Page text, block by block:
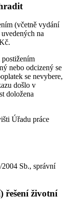
(včetně vydání
na
nebo odcizený se
se nevybere,
došlo v
doložena
Úřadu práce
Sb., správní
řešení životní